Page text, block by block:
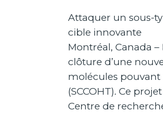
Attaquer un sous-
cible innovante
Montréal, Canada –
clôture d’une
molécules
(SCCOHT). Ce
Centre de